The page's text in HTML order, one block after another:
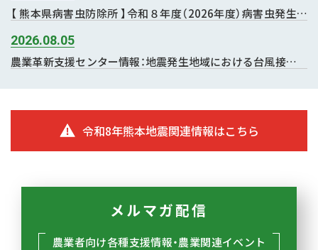
【 熊本県病害虫防除所 】令和８年度（2026年度）病害虫発生予
2026.08.05
農業革新支援センター情報：地震発生地域における台風接近に
令和8年熊本地震関連情報はこちら
メルマガ配信
農業者向け各種支援情報・農業関連イベント